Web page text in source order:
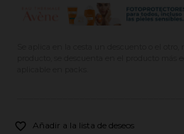
 Añadir a la lista de deseos